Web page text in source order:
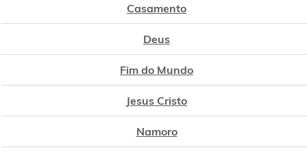
Casamento
Deus
Fim do Mundo
Jesus Cristo
Namoro